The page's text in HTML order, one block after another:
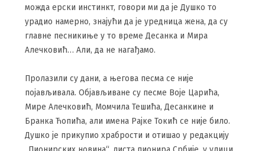
можда ерски инстинкт, говори ми да је Душко то
урадио намерно, знајући да је уредница жена, да су
главне песникиње у то време Десанка и Мира
Алечковић… Али, да не нагађамо.
Пролазили су дани, а његова песма се није
појављивала. Објављиване су песме Воје Царића,
Мире Алечковић, Момчила Тешића, Десанкине и
Бранка Ћопића, али имена Рајке Токић се није било.
Душко је прикупио храбрости и отишао у редакцију